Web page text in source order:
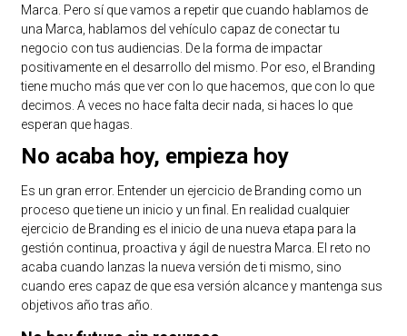
Marca. Pero sí que vamos a repetir que cuando hablamos de
una Marca, hablamos del vehículo capaz de conectar tu
negocio con tus audiencias. De la forma de impactar
positivamente en el desarrollo del mismo. Por eso, el Branding
tiene mucho más que ver con lo que hacemos, que con lo que
decimos. A veces no hace falta decir nada, si haces lo que
esperan que hagas.
No acaba hoy, empieza hoy
Es un gran error. Entender un ejercicio de Branding como un
proceso que tiene un inicio y un final. En realidad cualquier
ejercicio de Branding es el inicio de una nueva etapa para la
gestión continua, proactiva y ágil de nuestra Marca. El reto no
acaba cuando lanzas la nueva versión de ti mismo, sino
cuando eres capaz de que esa versión alcance y mantenga sus
objetivos año tras año.